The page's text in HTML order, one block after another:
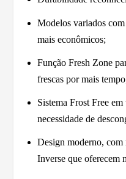
Modelos variados com
mais econômicos;
Função Fresh Zone
frescas por mais
Sistema Frost Free
necessidade de
Design moderno, com
Inverse que oferecem